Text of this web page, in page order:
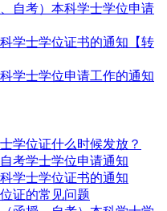
自考）本科学士学位申请
学士学位证书的通知【转
学士学位申请工作的通知
学位证什么时候发放？
考学士学位申请通知
学士学位证书的通知
证的常见问题